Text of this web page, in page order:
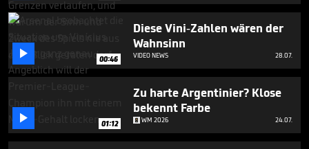
 00:46
Diese Vini-Zahlen wären der
Wahnsinn
VIDEO NEWS 28.07.
 01:12
Zu harte Argentinier? Klose
bekennt Farbe
WM 2026 24.07.